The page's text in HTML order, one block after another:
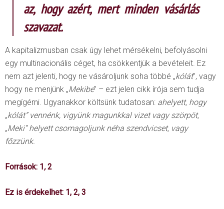
az, hogy azért, mert minden vásárlás
szavazat.
A kapitalizmusban csak úgy lehet mérsékelni, befolyásolni
egy multinacionális céget, ha csökkentjük a bevételeit. Ez
nem azt jelenti, hogy ne vásároljunk soha többé „kólát”, vagy
hogy ne menjünk „Mekibe” – ezt jelen cikk írója sem tudja
megígérni. Ugyanakkor költsünk tudatosan: ahelyett, hogy
„kólát” vennénk, vigyünk magunkkal vizet vagy szörpöt,
„Meki” helyett csomagoljunk néha szendvicset, vagy
főzzünk.
Források: 1,2
Ez is érdekelhet: 1, 2, 3